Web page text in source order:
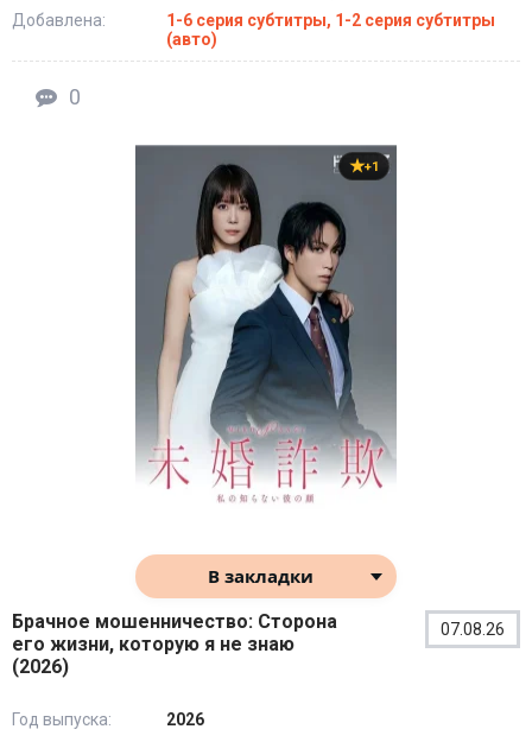
Добавлена:
1-6 серия субтитры, 1-2 серия субтитры
(авто)
0
+1
В закладки
Брачное мошенничество: Сторона
его жизни, которую я не знаю
(2026)
07.08.26
Год выпуска:
2026